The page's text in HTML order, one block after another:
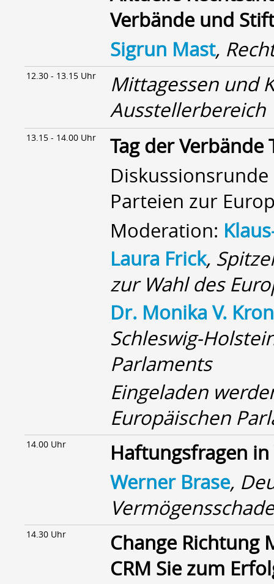
Verbände und
Sigrun Mast,
12.30 - 13.15 Uhr
Mittagessen und
Ausstellerbereich
13.15 - 14.00 Uhr
Tag der Verbände
Parteien zur
Moderation:
Laura Frick,
zur Wahl des
Dr. Monika V.
Schleswig-
Parlaments
Eingeladen
Europäischen
14.00 Uhr
Haftungsfragen
Werner Brase,
14.30 Uhr
Change Richtung
CRM Sie zum